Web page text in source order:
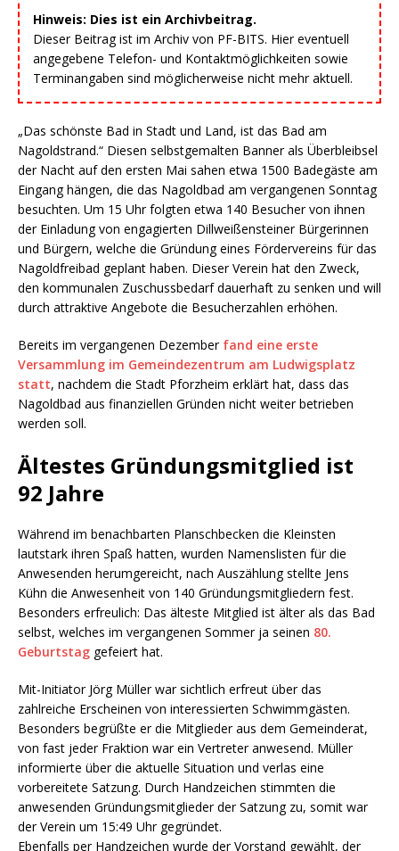
Hinweis: Dies ist ein Archivbeitrag.
Dieser Beitrag ist im Archiv von PF-BITS. Hier eventuell
angegebene Telefon- und Kontaktmöglichkeiten sowie
Terminangaben sind möglicherweise nicht mehr aktuell.
„Das schönste Bad in Stadt und Land, ist das Bad am
Nagoldstrand.“ Diesen selbstgemalten Banner als Überbleibsel
der Nacht auf den ersten Mai sahen etwa 1500 Badegäste am
Eingang hängen, die das Nagoldbad am vergangenen Sonntag
besuchten. Um 15 Uhr folgten etwa 140 Besucher von ihnen
der Einladung von engagierten Dillweißensteiner Bürgerinnen
und Bürgern, welche die Gründung eines Fördervereins für das
Nagoldfreibad geplant haben. Dieser Verein hat den Zweck,
den kommunalen Zuschussbedarf dauerhaft zu senken und will
durch attraktive Angebote die Besucherzahlen erhöhen.
Bereits im vergangenen Dezember fand eine erste
Versammlung im Gemeindezentrum am Ludwigsplatz
statt, nachdem die Stadt Pforzheim erklärt hat, dass das
Nagoldbad aus finanziellen Gründen nicht weiter betrieben
werden soll.
Ältestes Gründungsmitglied ist
92 Jahre
Während im benachbarten Planschbecken die Kleinsten
lautstark ihren Spaß hatten, wurden Namenslisten für die
Anwesenden herumgereicht, nach Auszählung stellte Jens
Kühn die Anwesenheit von 140 Gründungsmitgliedern fest.
Besonders erfreulich: Das älteste Mitglied ist älter als das Bad
selbst, welches im vergangenen Sommer ja seinen 80.
Geburtstag gefeiert hat.
Mit-Initiator Jörg Müller war sichtlich erfreut über das
zahlreiche Erscheinen von interessierten Schwimmgästen.
Besonders begrüßte er die Mitglieder aus dem Gemeinderat,
von fast jeder Fraktion war ein Vertreter anwesend. Müller
informierte über die aktuelle Situation und verlas eine
vorbereitete Satzung. Durch Handzeichen stimmten die
anwesenden Gründungsmitglieder der Satzung zu, somit war
der Verein um 15:49 Uhr gegründet.
Ebenfalls per Handzeichen wurde der Vorstand gewählt, der